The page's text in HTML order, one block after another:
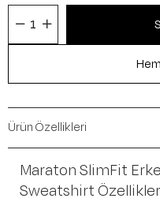
Ürün Özellikleri
Maraton SlimFit
Sweatshirt